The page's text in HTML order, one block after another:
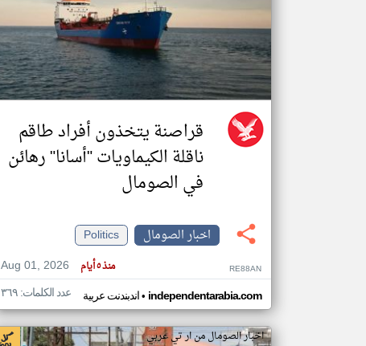
قراصنة يتخذون أفراد طاقم
ناقلة الكيماويات "أسانا" رهائن
في الصومال
اخبار الصومال
Politics
Aug 01, 2026
منذ ٥ أيام RE88AN
اندبندنت عربية• independentarabia.com عدد الكلمات: ٣٦٩
اخبار الصومال من ار تي عربي